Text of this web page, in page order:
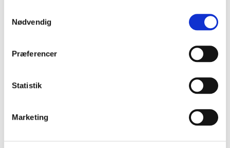
Nødvendig
Præferencer
Statistik
Marketing
pdf / 169 kB